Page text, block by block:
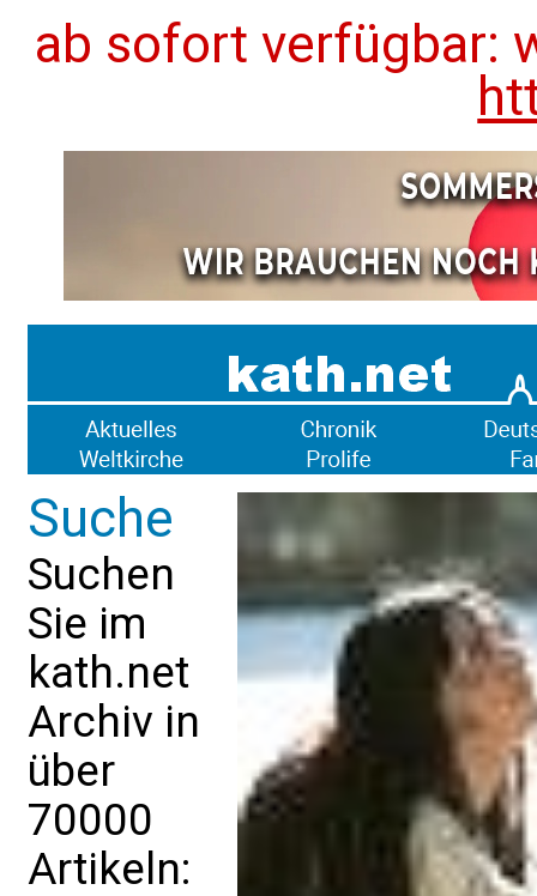
ab sofort verfügbar:
Suche
Suchen
Sie im
kath.net
Archiv in
über
70000
Artikeln: